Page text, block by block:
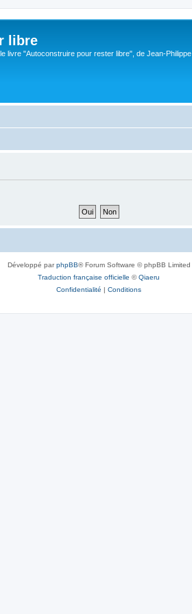
libre
livre "Autoconstruire pour rester libre", de Jean-Philippe
Développé parphpBB® Forum Software © phpBB Limited
Traduction française officielle ©Qiaeru
Confidentialité | Conditions